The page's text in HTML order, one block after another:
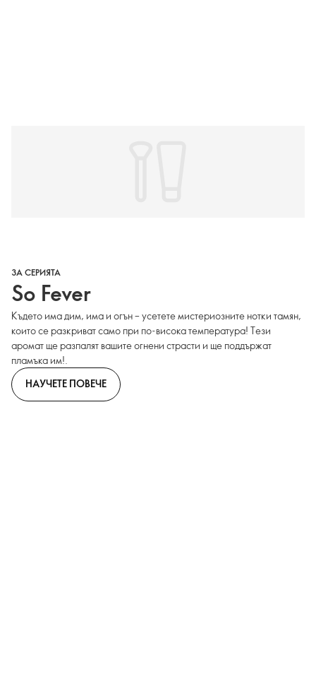
ЗА СЕРИЯТА
So Fever
Където има дим, има и огън – усетете мистериозните нотки тамян,
които се разкриват само при по-висока температура! Тези
аромат ще разпалят вашите огнени страсти и ще поддържат
пламъка им!.
НАУЧЕТЕ ПОВЕЧЕ